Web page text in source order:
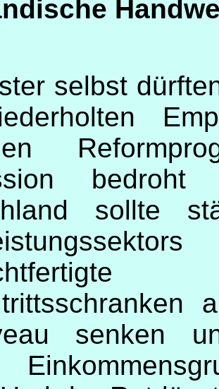
selbst
sollte
senken